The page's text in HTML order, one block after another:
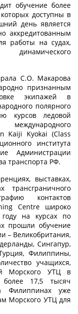
обучение более
доступны в
день является
аккредитованным
работы на судах,
С.О. Макарова
признанным
экипажей в
полярного
курсов ледовой
Kaiji Kyokai (Class
института
Администрации
транспорта РФ.
выставках,
трансграничного
контактов
Centre широко
на курсах по
прошли обучение
– Великобритания,
Сингапур,
Филиппины,
учащихся,
Морского УТЦ в
более 17,5 тысяч
Филиппинах уже
Морского УТЦ для